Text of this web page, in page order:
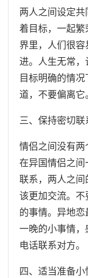
两人之间设定
着目标，一起
界里，人们很
进。人生无常
目标明确的情
道，不要偏离它。
三、保持密切联
情侣之间没有两
在异国情侣之
联系，两人之
该更加交流。
的事情。异地
一晚的小事情
电话联系对方。
四、适当准备小